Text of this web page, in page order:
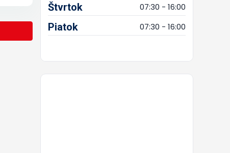
Štvrtok 07:30 - 16:00
Piatok 07:30 - 16:00